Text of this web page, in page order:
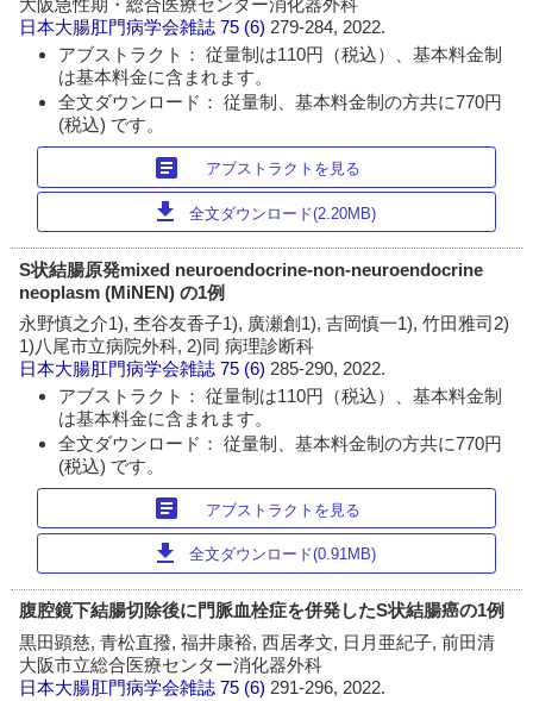
大阪急性期・総合医療センター消化器外科
日本大腸肛門病学会雑誌 75 (6) 279-284, 2022.
アブストラクト： 従量制は110円（税込）、基本料金制
は基本料金に含まれます。
全文ダウンロード： 従量制、基本料金制の方共に770円
(税込) です。
article アブストラクトを見る
download 全文ダウンロード(2.20MB)
S状結腸原発mixed neuroendocrine-non-neuroendocrine
neoplasm (MiNEN) の1例
永野慎之介1), 杢谷友香子1), 廣瀬創1), 吉岡慎一1), 竹田雅司2)
1)八尾市立病院外科, 2)同 病理診断科
日本大腸肛門病学会雑誌 75 (6) 285-290, 2022.
アブストラクト： 従量制は110円（税込）、基本料金制
は基本料金に含まれます。
全文ダウンロード： 従量制、基本料金制の方共に770円
(税込) です。
article アブストラクトを見る
download 全文ダウンロード(0.91MB)
腹腔鏡下結腸切除後に門脈血栓症を併発したS状結腸癌の1例
黒田顕慈, 青松直撥, 福井康裕, 西居孝文, 日月亜紀子, 前田清
大阪市立総合医療センター消化器外科
日本大腸肛門病学会雑誌 75 (6) 291-296, 2022.